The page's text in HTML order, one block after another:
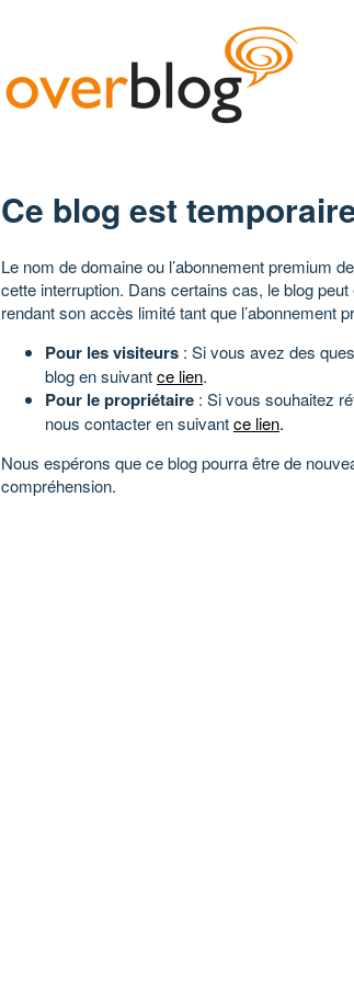
Ce blog est
Le nom de domaine ou l’abonnement premium
cette interruption. Dans certains cas, le blog
rendant son accès limité tant que l’abonnement
Pour les visiteurs : Si vous avez des
blog en suivantce lien.
Pour le propriétaire : Si vous souhaitez
nous contacter en suivantce lien.
Nous espérons que ce blog pourra être de
compréhension.